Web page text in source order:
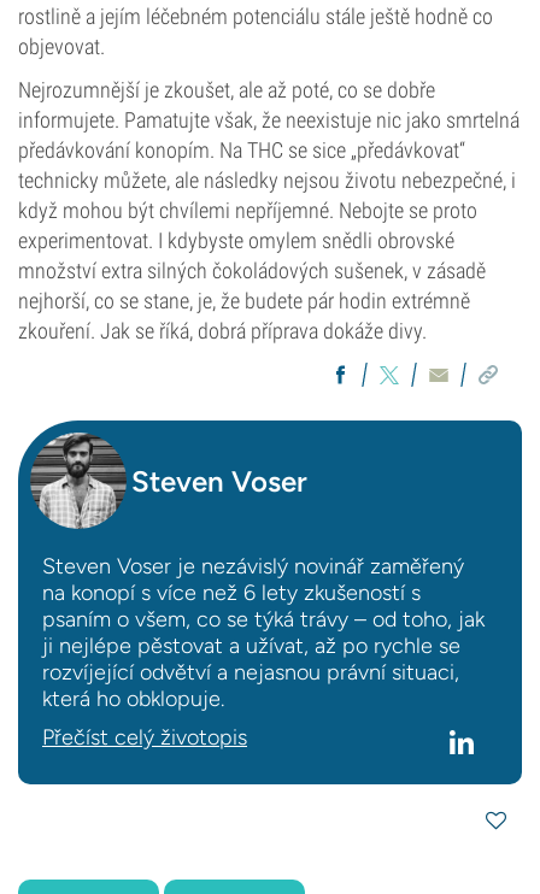
rostlině a jejím léčebném potenciálu stále ještě hodně co
objevovat.
Nejrozumnější je zkoušet, ale až poté, co se dobře
informujete. Pamatujte však, že neexistuje nic jako smrtelná
předávkování konopím. Na THC se sice „předávkovat“
technicky můžete, ale následky nejsou životu nebezpečné, i
když mohou být chvílemi nepříjemné. Nebojte se proto
experimentovat. I kdybyste omylem snědli obrovské
množství extra silných čokoládových sušenek, v zásadě
nejhorší, co se stane, je, že budete pár hodin extrémně
zkouření. Jak se říká, dobrá příprava dokáže divy.
Steven Voser
Steven Voser je nezávislý novinář zaměřený
na konopí s více než 6 lety zkušeností s
psaním o všem, co se týká trávy – od toho, jak
ji nejlépe pěstovat a užívat, až po rychle se
rozvíjející odvětví a nejasnou právní situaci,
která ho obklopuje.
Přečíst celý životopis